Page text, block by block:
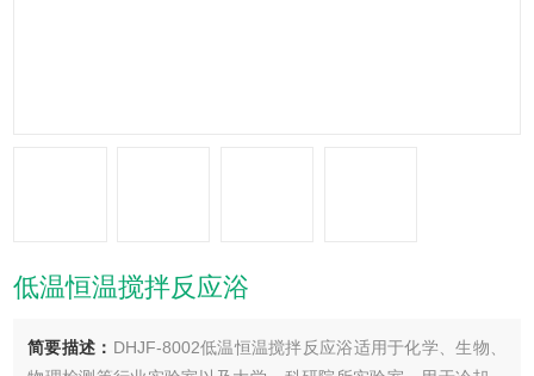
低温恒温搅拌反应浴
简要描述： DHJF-8002低温恒温搅拌反应浴适用于化学、生物、